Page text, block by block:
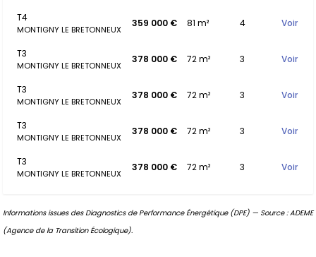
T4
MONTIGNY LE BRETONNEUX
359 000 € 81 m² 4 Voir
T3
MONTIGNY LE BRETONNEUX
378 000 € 72 m² 3 Voir
T3
MONTIGNY LE BRETONNEUX
378 000 € 72 m² 3 Voir
T3
MONTIGNY LE BRETONNEUX
378 000 € 72 m² 3 Voir
T3
MONTIGNY LE BRETONNEUX
378 000 € 72 m² 3 Voir
Informations issues des Diagnostics de Performance Énergétique (DPE) — Source : ADEME
(Agence de la Transition Écologique).